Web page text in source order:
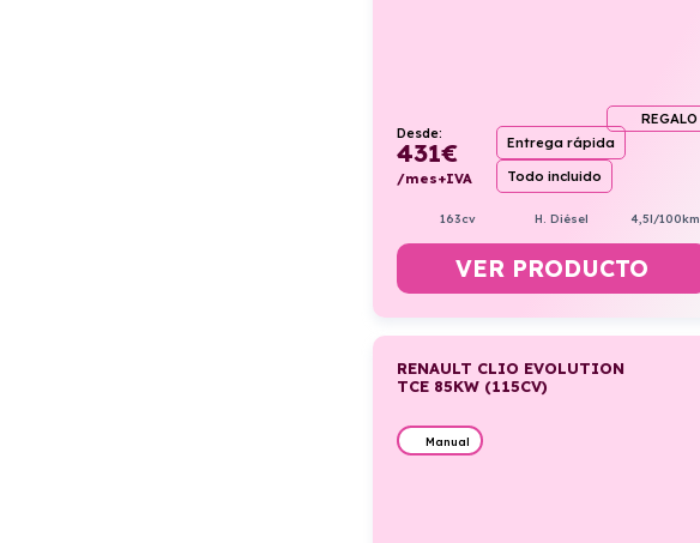
REGALO
Desde:
431€
/mes+IVA
Entrega rápida
Todo incluido
163cv H. Diésel 4,5l/100km
VER PRODUCTO
RENAULT CLIO EVOLUTION
TCE 85KW (115CV)
Manual